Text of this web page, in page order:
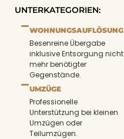
UNTERKATEGORIEN:
WOHNUNGSAUFLÖSUNG
Besenreine Übergabe
inklusive Entsorgung nicht
mehr benötigter
Gegenstände.
UMZÜGE
Professionelle
Unterstützung bei kleinen
Umzügen oder
Teilumzügen.